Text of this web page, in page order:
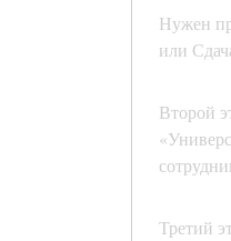
Нужен
или
Второй
Третий